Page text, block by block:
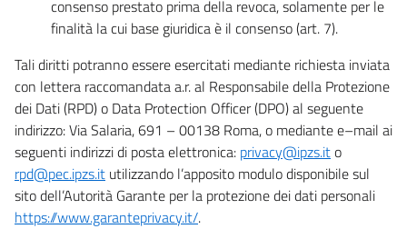
consenso prestato prima della revoca, solamente per le
finalità la cui base giuridica è il consenso (art. 7).
Tali diritti potranno essere esercitati mediante richiesta inviata
con lettera raccomandata a.r. al Responsabile della Protezione
dei Dati (RPD) o Data Protection Officer (DPO) al seguente
indirizzo: Via Salaria, 691 – 00138 Roma, o mediante e–mail ai
seguenti indirizzi di posta elettronica: privacy@ipzs.ito
rpd@pec.ipzs.it utilizzando l’apposito modulo disponibile sul
sito dell’Autorità Garante per la protezione dei dati personali
https://www.garanteprivacy.it/.